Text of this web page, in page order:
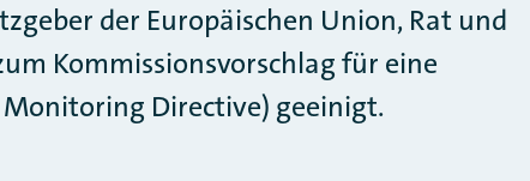
der Europäischen Union, Rat und
Kommissionsvorschlag für eine
Directive) geeinigt.